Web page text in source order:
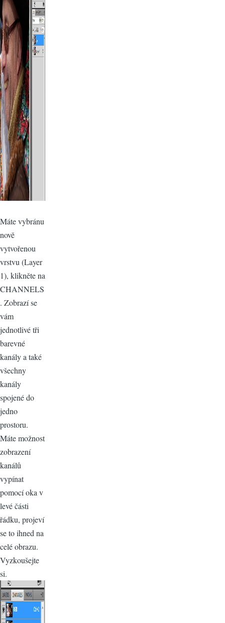
Máte vybránu
nově
vytvořenou
vrstvu (Layer
1), klikněte na
CHANNELS
. Zobrazí se
vám
jednotlivé tři
barevné
kanály a také
všechny
kanály
spojené do
jedno
prostoru.
Máte možnost
zobrazení
kanálů
vypínat
pomocí oka v
levé části
řádku, projeví
se to ihned na
celé obrazu.
Vyzkoušejte
si.